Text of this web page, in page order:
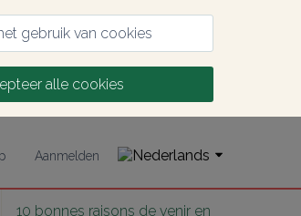
gebruik van cookies
alle cookies
Aanmelden
10 bonnes raisons de venir en